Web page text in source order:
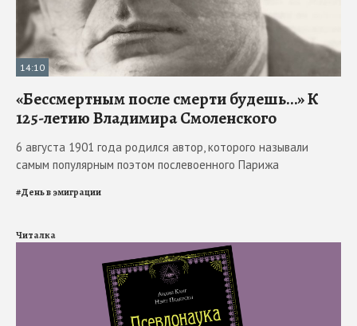
14:10
«Бессмертным после смерти будешь…» К
125-летию Владимира Смоленского
6 августа 1901 года родился автор, которого называли
самым популярным поэтом послевоенного Парижа
#День в эмиграции
Читалка